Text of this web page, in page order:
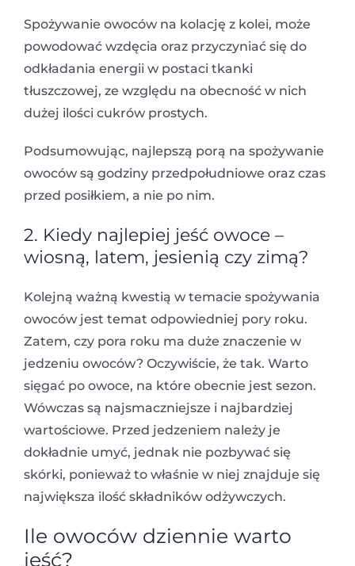
Spożywanie owoców na kolację z kolei, może
powodować wzdęcia oraz przyczyniać się do
odkładania energii w postaci tkanki
tłuszczowej, ze względu na obecność w nich
dużej ilości cukrów prostych.
Podsumowując, najlepszą porą na spożywanie
owoców są godziny przedpołudniowe oraz czas
przed posiłkiem, a nie po nim.
2. Kiedy najlepiej jeść owoce –
wiosną, latem, jesienią czy zimą?
Kolejną ważną kwestią w temacie spożywania
owoców jest temat odpowiedniej pory roku.
Zatem, czy pora roku ma duże znaczenie w
jedzeniu owoców? Oczywiście, że tak. Warto
sięgać po owoce, na które obecnie jest sezon.
Wówczas są najsmaczniejsze i najbardziej
wartościowe. Przed jedzeniem należy je
dokładnie umyć, jednak nie pozbywać się
skórki, ponieważ to właśnie w niej znajduje się
największa ilość składników odżywczych.
Ile owoców dziennie warto
jeść?